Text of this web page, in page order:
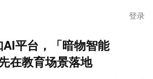
登录
平台，「暗物智能
在教育场景落地